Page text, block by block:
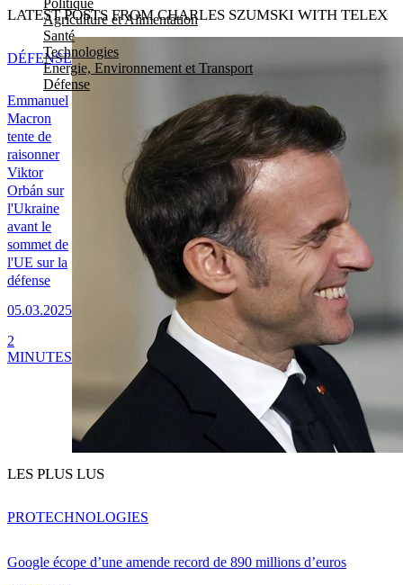
Agriculture et Alimentation
Santé
Technologies
Energie, Environnement et Transport
Défense
LATEST POSTS FROM CHARLES SZUMSKI WITH TELEX
Emmanuel
Macron
tente de
raisonner
Viktor
Orbán sur
l'Ukraine
avant le
sommet de
l'UE sur la
défense
05.03.2025
DÉFENSE
2
MINUTES
LES PLUS LUS
Google écope d’une amende record de 890 millions d’euros
PROTECHNOLOGIES